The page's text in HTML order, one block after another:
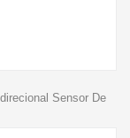
Sensor De